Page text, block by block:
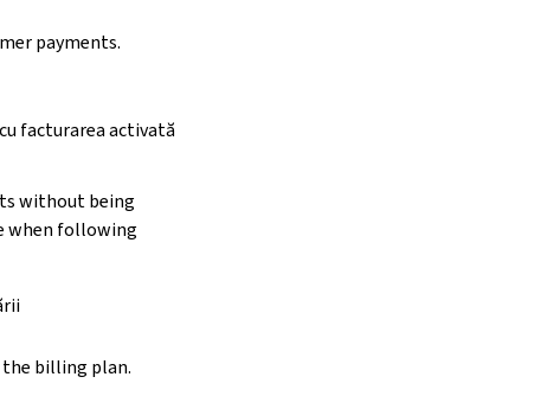
payments.
facturarea activată
without being
when following
billing plan.